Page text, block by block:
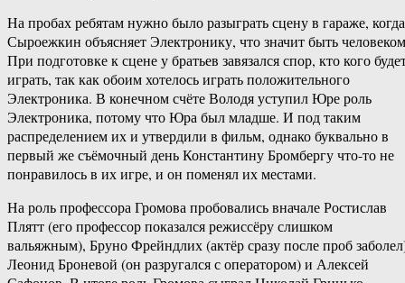
На пробах ребятам нужно было разыграть сцену в гараже, когда
Сыроежкин объясняет Электронику, что значит быть
При подготовке к сцене у братьев завязался спор, кто кого
играть, так как обоим хотелось играть положительного
Электроника. В конечном счёте Володя уступил Юре роль
Электроника, потому что Юра был младше. И под таким
распределением их и утвердили в фильм, однако буквально в
первый же съёмочный день Константину Бромбергу что-то не
понравилось в их игре, и он поменял их местами.
На роль профессора Громова пробовались вначале Ростислав
Плятт (его профессор показался режиссёру слишком
вальяжным), Бруно Фрейндлих (актёр сразу после проб
Леонид Броневой (он разругался с оператором) и Алексей